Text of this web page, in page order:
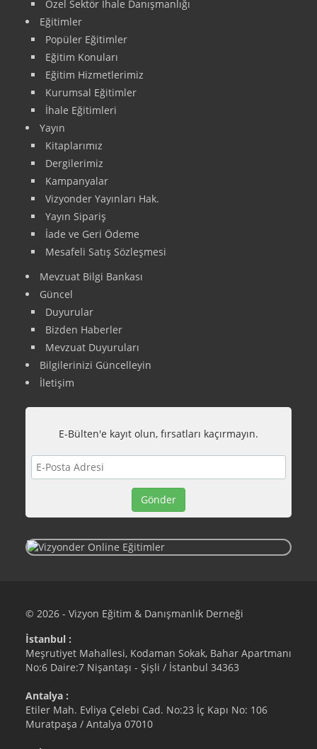
Özel Sektör İhale Danışmanlığı
Eğitimler
Popüler Eğitimler
Eğitim Konuları
Eğitim Hizmetlerimiz
Kurumsal Eğitimler
İhale Eğitimleri
Yayın
Kitaplarımız
Dergilerimiz
Kampanyalar
Vizyonder Yayınları Hak.
Yayın Sipariş
İade ve Geri Ödeme
Mesafeli Satış Sözleşmesi
Mevzuat Bilgi Bankası
Güncel
Duyurular
Bizden Haberler
Mevzuat Duyuruları
Bilgilerinizi Güncelleyin
İletişim
E-Bülten'e kayıt olun, fırsatları kaçırmayın.
© 2026 - Vizyon Eğitim & Danışmanlık Derneği
İstanbul :
Meşrutiyet Mahallesi, Kodaman Sokak, Bahar Apartmanı
No:6 Daire:7 Nişantaşı - Şişli / İstanbul 34363
Antalya :
Etiler Mah. Evliya Çelebi Cad. No:23 İç Kapı No: 106
Muratpaşa / Antalya 07010